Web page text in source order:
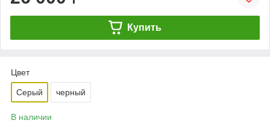
Купить
Цвет
Серый черный
В наличии